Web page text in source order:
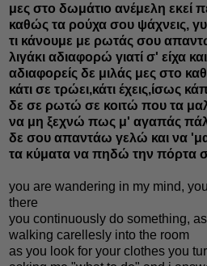
μες στο δωμάτιο ανέμελη εκεί
καθώς τα ρούχα σου ψάχνεις,
τι κάνουμε με ρωτάς σου
λιγάκι αδιαφορώ γιατί σ' είχα
αδιαφορείς δε μιλάς μες στο
κάτι σε τρώει,κάτι έχεις,ίσως
δε σε ρωτώ σε κοιτώ που τα
να μη ξεχνώ πως μ' αγαπάς πάλι
δε σου απαντάω γελώ και να
τα κύματα να πηδώ την πόρτα
you are wandering in my mind,
there
you continuously do something,
walking carellesly into the room
as you look for your clothes you